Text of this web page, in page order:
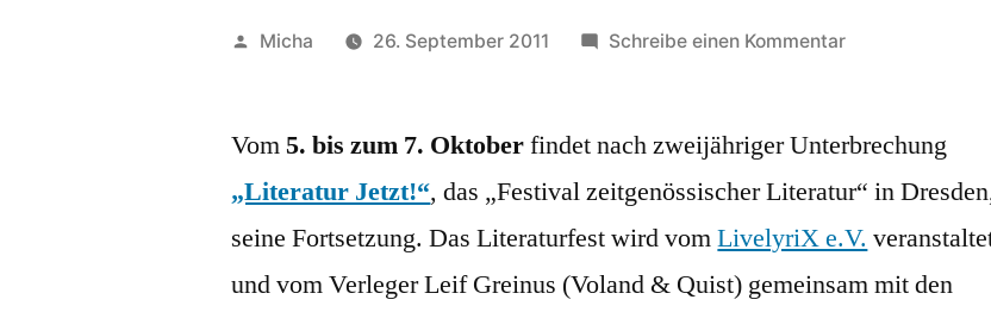
Veröffentlicht
Micha 26. September 2011 Schreibe einen Kommentarzu
Jetzt!“
Festival
Literatur
Vom5. bis zum 7. Oktoberfindet nach zweijähriger Unterbrechung
„Literatur Jetzt!“, das „Festival zeitgenössischer Literatur“ in
seine Fortsetzung. Das Literaturfest wird vomLivelyriX e.V.
und vom Verleger Leif Greinus (Voland & Quist) gemeinsam mit den